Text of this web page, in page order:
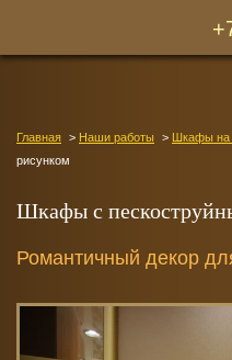
Главная Наши работы Шкафы на
рисунком
Шкафы с
Романтичный декор